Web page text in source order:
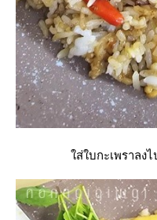
ส่ใบกะเพราลง